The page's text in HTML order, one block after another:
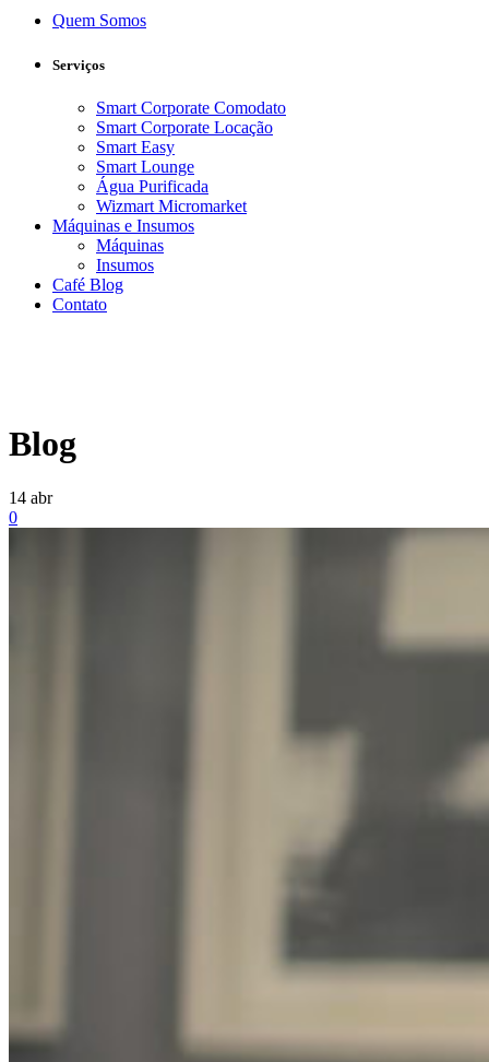
Quem Somos
Serviços
Smart Corporate Comodato
Smart Corporate Locação
Smart Easy
Smart Lounge
Água Purificada
Wizmart Micromarket
Máquinas e Insumos
Máquinas
Insumos
Café Blog
Contato
Blog
14 abr
0